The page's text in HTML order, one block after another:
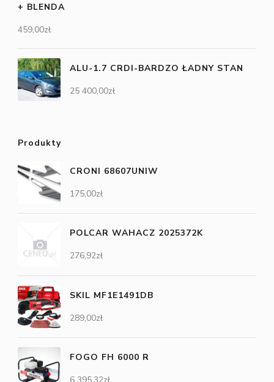
+ BLENDA
459,00zł
ALU-1.7 CRDI-BARDZO ŁADNY STAN
25 400,00zł
Produkty
CRONI 68607UNIW
175,00zł
POLCAR WAHACZ 2025372K
276,92zł
SKIL MF1E1491DB
289,00zł
FOGO FH 6000 R